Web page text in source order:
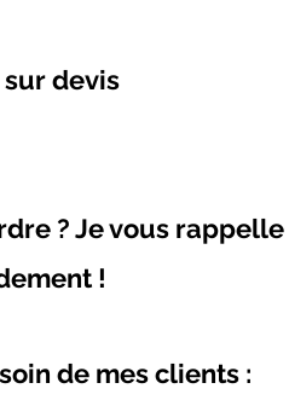
sur devis
? Je vous rappelle
!
de mes clients :